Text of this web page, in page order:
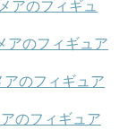
アのフィギュ
アのフィギュア
のフィギュア
のフィギュア